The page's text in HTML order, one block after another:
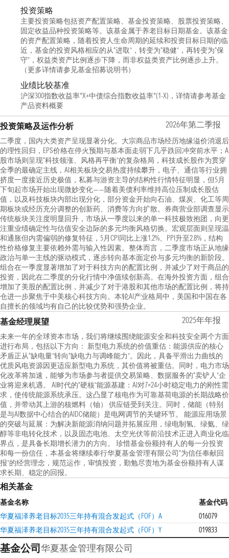
投资策略
主要投资策略包括资产配置策略、基金投资策略、股票投资策略、
固定收益品种投资策略等。该基金属于养老目标日期基金。该基金
的资产配置策略，随着投资人生命周期的延续和投资目标日期的临
近，基金的投资风格相应的从“进取”，转变为“稳健”，再转变为“保
守”，权益类资产比例逐步下降，而非权益类资产比例逐步上升。
（更多详情请参见基金招募说明书）
业绩比较基准
沪深300指数收益率*X+中债综合指数收益率*(1-X)，详情请参考基金
产品资料概要
投资策略及运作分析 2026年第二季报
二季度，国内大类资产呈现显著分化。大宗商品市场经历地缘溢价消退后
的理性回归，EPS价格在停火预期与基本面走弱下几乎跌回冲突前水平；A
股市场则呈现“科技领涨、风格再平衡”的复杂格局，科技成长股作为贯穿
全季的最确定主线，AI相关板块交易热度持续攀升，电子、通信等行业拥
挤度一度接近历史极值，私募与游资主导的结构性行情特征明显，但5月
下旬起市场开始出现微妙变化——随着美债利率维持高位压制成长股估
值，以及科技板块内部出现分化，部分资金开始向石油、煤炭、化工等周
期板块或经历充分调整的创新药、消费等方向扩散。券商营业部调查显示
传统板块关注度明显回升，市场从一季度以来的单一科技极致抱团，向更
注重业绩确定性与估值安全边际的多元均衡风格切换。宏观层面则呈现温
和通胀但内需偏弱的修复特征，5月CPI同比上涨1.2%、PPI升至2.8%，结构
性价格修复主要依赖外需与输入性因素。整体而言，二季度市场正从地缘
政治与单一主线的驱动模式，逐步转向基本面定价与多元均衡的新阶段。
组合在一季度显著增加了对于科技方向的配置比例，并减少了对于商品的
投资，因此在二季度的分化行情中净值续创新高。在海外投资方面，组合
增加了美股的配置比例，并减少了对于港股和其他市场的配置比例，将持
仓进一步聚焦于中美核心科技方向。本轮AI产业格局中，美国和中国在各
自擅长的领域均有自己的比较优势和强势企业。
基金经理展望 2025年年报
未来一年的全球资本市场，我们将继续围绕能源安全和科技安全两个方面
进行布局，包括以下方向： 新型电力系统的价值重估：能源供应的核心
矛盾正从“缺电量”转向“缺电力与调峰能力”。因此，具备平滑出力曲线的
优质风电资源因更适应新型电力系统，其价值将被重估。同时，电力市场
化改革将加速，能够为市场参与者提供交易策略、数据服务的“卖铲人”企
业将迎来机遇。 AI时代的“硬核”能源基建：AI对7×24小时稳定电力的刚性需
求，使传统能源系统承压。这凸显了核电作为可靠基荷电源的长期战略价
值，并带动其上游的核燃料（铀） 供应链受到关注。同时，储能（特别
是与AI数据中心结合的AIDC储能）是电网调节的关键环节。 能源应用场景
的突破与延展：为解决新能源消纳问题并拓展应用，绿电制氢、绿氨、绿
醇等非电转化技术，以及固态电池、太空光伏等前沿技术正进入商业化临
界点，是具备长期增长潜力的方向。 珍惜基金份额持有人的每一分投资
和每一份信任，本基金将继续奉行华夏基金管理有限公司“为信任奉献回
报”的经营理念，规范运作，审慎投资，勤勉尽责地为基金份额持有人谋
求长期、稳定的回报。
相关基金
基金名称
基金代码
华夏福泽养老目标2035三年持有混合发起式（FOF）A
016079
华夏福泽养老目标2035三年持有混合发起式（FOF）Y
019833
基金公司华夏基金管理有限公司